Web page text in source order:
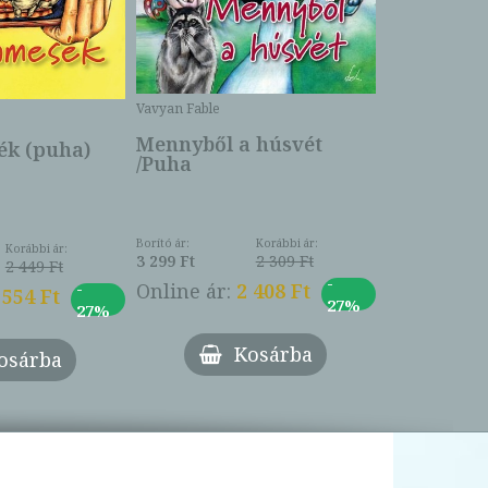
(puha)
Korábbi ár:
2 449 Ft
Ft
-
27%
Vavyan Fable
Mennyből a húsvét
/Puha
Borító ár:
3 299 Ft
Korábbi ár:
2 309 Ft
Online ár: 2 408 Ft
-
27%
Kosárba